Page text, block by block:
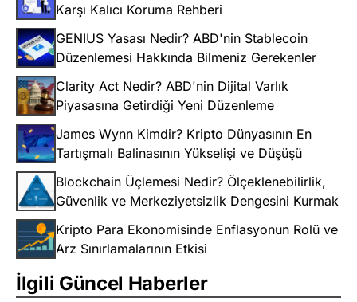
Karşı Kalıcı Koruma Rehberi
GENIUS Yasası Nedir? ABD'nin Stablecoin
Düzenlemesi Hakkında Bilmeniz Gerekenler
Clarity Act Nedir? ABD'nin Dijital Varlık
Piyasasına Getirdiği Yeni Düzenleme
James Wynn Kimdir? Kripto Dünyasının En
Tartışmalı Balinasının Yükselişi ve Düşüşü
Blockchain Üçlemesi Nedir? Ölçeklenebilirlik,
Güvenlik ve Merkeziyetsizlik Dengesini Kurmak
Kripto Para Ekonomisinde Enflasyonun Rolü ve
Arz Sınırlamalarının Etkisi
İlgili Güncel Haberler